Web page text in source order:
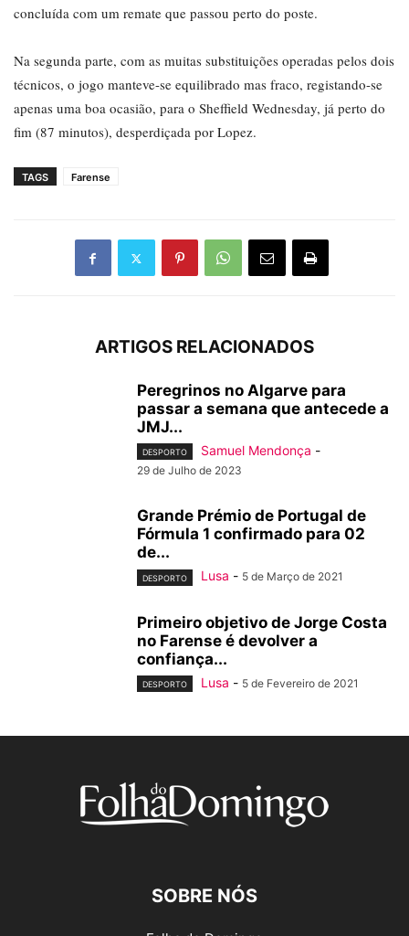
concluída com um remate que passou perto do poste.
Na segunda parte, com as muitas substituições operadas pelos dois
técnicos, o jogo manteve-se equilibrado mas fraco, registando-se
apenas uma boa ocasião, para o Sheffield Wednesday, já perto do
fim (87 minutos), desperdiçada por Lopez.
TAGS Farense
ARTIGOS RELACIONADOS
Peregrinos no Algarve para
passar a semana que antecede a
JMJ...
DESPORTO Samuel Mendonça -
29 de Julho de 2023
Grande Prémio de Portugal de
Fórmula 1 confirmado para 02
de...
DESPORTO Lusa - 5 de Março de 2021
Primeiro objetivo de Jorge Costa
no Farense é devolver a
confiança...
DESPORTO Lusa - 5 de Fevereiro de 2021
SOBRE NÓS